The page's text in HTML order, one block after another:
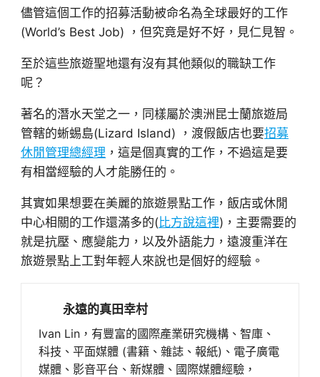
儘管這個工作的招募活動被命名為全球最好的工作
(World’s Best Job) ，但究竟是好不好，見仁見智。
至於這些旅遊聖地還有沒有其他類似的職缺工作
呢？
著名的潛水天堂之一，同樣屬於澳洲昆士蘭旅遊局
管轄的蜥蜴島(Lizard Island) ，渡假飯店也要招募
休閒管理總經理 ，這是個真實的工作，不過這是要
有相當經驗的人才能勝任的。
其實如果想要在美麗的旅遊景點工作，飯店或休閒
中心相關的工作還滿多的( 比方說這裡)，主要需要的
就是抗壓、應變能力，以及外語能力，遠渡重洋在
旅遊景點上工對年輕人來說也是個好的經驗。
永遠的真田幸村
Ivan Lin，有豐富的國際產業研究機構、智庫、
科技、平面媒體 (書籍、雜誌、報紙)、電子廣電
媒體、影音平台、新媒體、國際媒體經驗，